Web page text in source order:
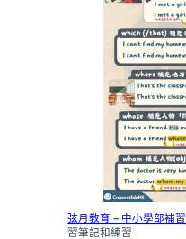
弦月教育 – 中小學部補習
習筆記和練習